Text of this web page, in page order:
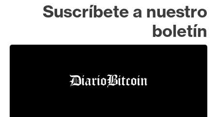
Suscríbete a nuestro
boletín